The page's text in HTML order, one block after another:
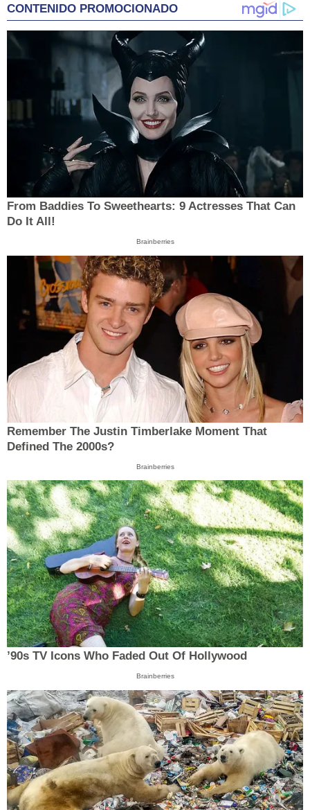
CONTENIDO PROMOCIONADO
From Baddies To Sweethearts: 9 Actresses That Can
Do It All!
Brainberries
Remember The Justin Timberlake Moment That
Defined The 2000s?
Brainberries
’90s TV Icons Who Faded Out Of Hollywood
Brainberries